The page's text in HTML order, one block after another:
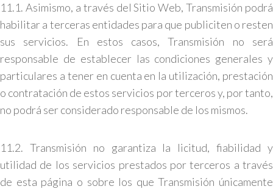
11.1. Asimismo, a través del Sitio Web, Transmisión podrá
habilitar a terceras entidades para que publiciten o resten
sus servicios. En estos casos, Transmisión no será
responsable de establecer las condiciones generales y
particulares a tener en cuenta en la utilización, prestación
o contratación de estos servicios por terceros y, por tanto,
no podrá ser considerado responsable de los mismos.
11.2. Transmisión no garantiza la licitud, fiabilidad y
utilidad de los servicios prestados por terceros a través
de esta página o sobre los que Transmisión únicamente